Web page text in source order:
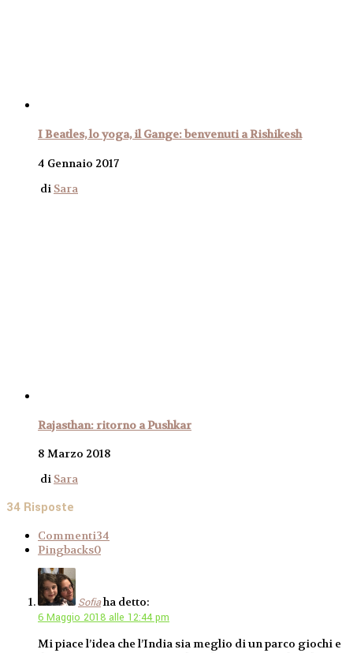
I Beatles, lo yoga, il Gange: benvenuti a Rishikesh
4 Gennaio 2017
di Sara
Rajasthan: ritorno a Pushkar
8 Marzo 2018
di Sara
34 Risposte
Commenti34
Pingbacks0
Sofiaha detto:
6 Maggio 2018 alle 12:44 pm
Mi piace l’idea che l’India sia meglio di un parco giochi e